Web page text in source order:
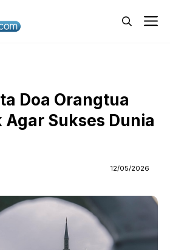
Doa Orangtua
Sukses Dunia
12/05/2026